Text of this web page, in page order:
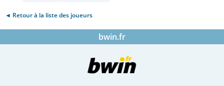
◄ Retour à la liste des joueurs
bwin.fr